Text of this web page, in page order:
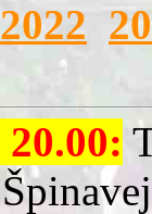
2022
20.00: